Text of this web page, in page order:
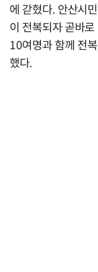
에 갇혔다. 안산시
이 전복되자 곧바
10여명과 함께 전
했다.